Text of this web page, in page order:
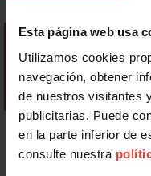
Esta página web usa
Utilizamos cookies
navegación, obtener
de nuestros visitantes
publicitarias. Puede
en la parte inferior de
consulte nuestra